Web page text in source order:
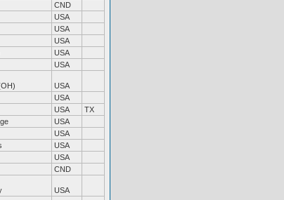
CND
USA
USA
USA
USA
USA
USA
USA
USA
TX
USA
USA
USA
USA
CND
USA